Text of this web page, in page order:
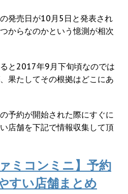
発売日が10月5日と発表され
からなのかという憶測が相次
と2017年9月下旬頃なのでは
果たしてその根拠はどこにあ
予約が開始された際にすぐに
店舗を下記で情報収集して頂
ミコンミニ】予約
すい店舗まとめ